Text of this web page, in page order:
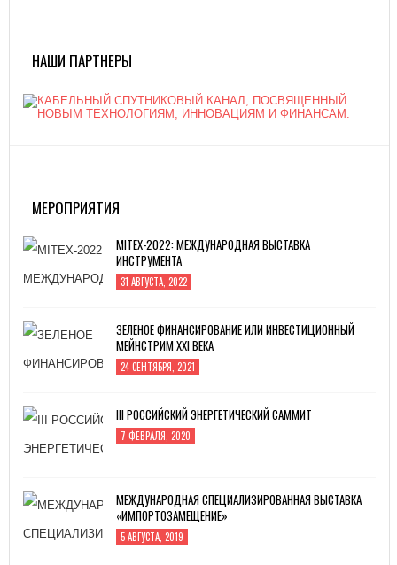
НАШИ ПАРТНЕРЫ
МЕРОПРИЯТИЯ
MITEX-2022: МЕЖДУНАРОДНАЯ ВЫСТАВКА
ИНСТРУМЕНТА
31 АВГУСТА, 2022
ЗЕЛЕНОЕ ФИНАНСИРОВАНИЕ ИЛИ ИНВЕСТИЦИОННЫЙ
МЕЙНСТРИМ XXI ВЕКА
24 СЕНТЯБРЯ, 2021
III РОССИЙСКИЙ ЭНЕРГЕТИЧЕСКИЙ САММИТ
7 ФЕВРАЛЯ, 2020
МЕЖДУНАРОДНАЯ СПЕЦИАЛИЗИРОВАННАЯ ВЫСТАВКА
«ИМПОРТОЗАМЕЩЕНИЕ»
5 АВГУСТА, 2019